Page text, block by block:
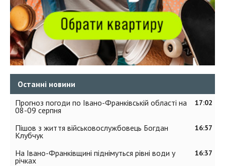
Останні новини
17:02
Прогноз погоди по Івано-Франківській області на
08-09 серпня
16:57
Пішов з життя військовослужбовець Богдан
Клубчук
16:37
На Івано-Франківщині піднімуться рівні води у
річках